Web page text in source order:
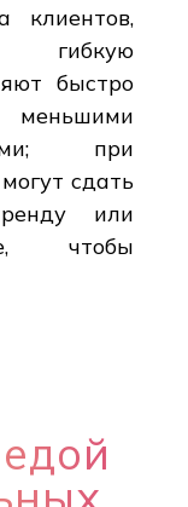
клиентов,
гибкую
быстро
при
сдать
или
чтобы